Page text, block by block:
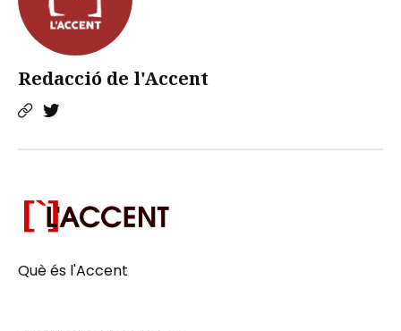
Redacció de l'Accent
Què és l'Accent